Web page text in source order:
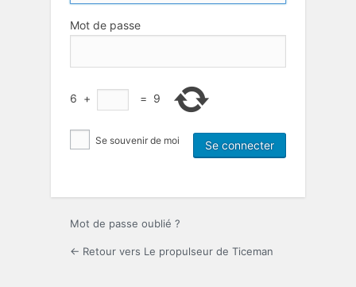
Mot de passe
6 + = 9
Se souvenir de moi
Mot de passe oublié ?
← Retour vers Le propulseur de Ticeman